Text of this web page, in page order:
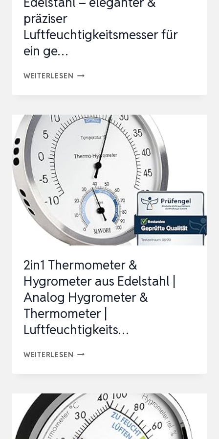
präziser
Luftfeuchtigkeitsmesser für
ein ge…
WEITERLESEN HYGROMETER
AUS
EDELSTAHL
ELEGANTER
PRÄZISER
LUFTFEUCHTIGKEITSMESSER
FÜR
EIN
2in1 Thermometer &
Hygrometer aus Edelstahl |
Analog Hygrometer &
Thermometer |
Luftfeuchtigkeits…
WEITERLESEN 2IN1
HYGROMETER
AUS
EDELSTAHL